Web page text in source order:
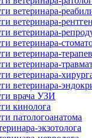
ветеринара-
ветеринара-
ветеринара-
ветеринара-
ветеринара-
ветеринара-
ветеринара-
ветеринара-
врача УЗИ
кинолога
патологоанатома
экзотолога